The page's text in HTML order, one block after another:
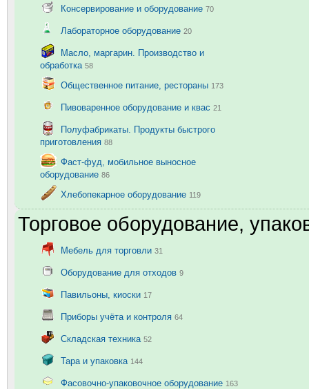
Консервирование и оборудование 70
Лабораторное оборудование 20
Масло, маргарин. Производство и
обработка 58
Общественное питание, рестораны 173
Пивоваренное оборудование и квас 21
Полуфабрикаты. Продукты быстрого
приготовления 88
Фаст-фуд, мобильное выносное
оборудование 86
Хлебопекарное оборудование 119
Торговое оборудование,
Мебель для торговли 31
Оборудование для отходов 9
Павильоны, киоски 17
Приборы учёта и контроля 64
Складская техника 52
Тара и упаковка 144
Фасовочно-упаковочное оборудование 163